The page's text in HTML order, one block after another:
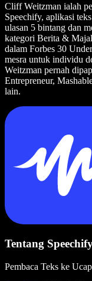
Cliff Weitzman ialah
Speechify, aplikasi
ulasan 5 bintang dan
kategori Berita &
dalam Forbes 30
mesra untuk individu
Weitzman pernah
Entrepreneur,
lain.
Tentang
Pembaca Teks ke